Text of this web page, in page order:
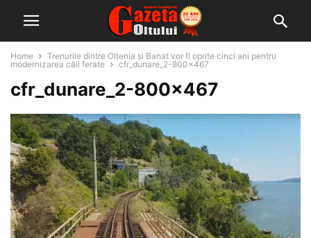
Home
Trenurile dintre Oltenia și Banat vor fi oprite cinci ani pentru
modernizarea căii ferate
cfr_dunare_2-800x467
cfr_dunare_2-800×467